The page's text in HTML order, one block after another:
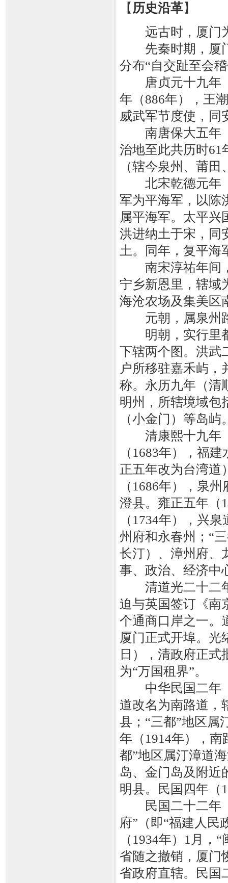
【 历史沿革】
远古时，厦门为
先秦时期，厦门
分布“自交趾至会
唐贞元十九年（
年（886年），王
威武军节度使，同
南唐保大五年（
治地至此共历时61
（辖今泉州、莆
北宋乾德元年
军为平海军，以陈
属平海军。太平兴
洪进纳土于宋，同
土。同年，复平海
南宋淳祐年间，
宁乡新恩里，辖域
海沧农场及集美区
元朝，属泉州路
明朝，实行里都
下辖两个图。洪武
户所移驻嘉禾屿，
称。永历九年（清
明州，所辖境域包
（小金门）等岛屿
清康熙十九年（
（1683年），福
正五年改为台湾道
（1686年），泉
澄县。雍正五年（
（1734年），兴
州府和永春州；“
长汀）、漳州府、
事、政治、经济中
清道光二十二年
迫与英国签订《南
个通商口岸之一。
厦门正式开埠。光
日），清政府正
为“万国租界”。
中华民国二年
道改名为南路道，
县；“三都”地区属
年（1914年），南
都”地区属汀漳道
岛、金门岛及附近
明县。民国四年（
民国二十二年（
府”（即“福建人民
（1934年）1月，
省随之撤销，厦门
省政府直辖。民国